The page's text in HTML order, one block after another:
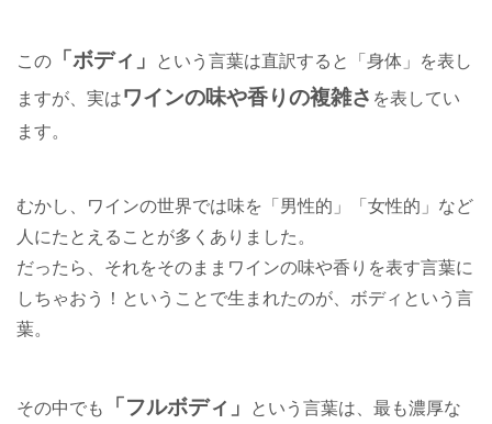
この 「ボディ」
という言葉は直訳すると「身体」を表し
ますが、実はワインの味や香りの複雑さ を表してい
ます。
むかし、ワインの世界では味を「男性的」「女性的」など
人にたとえることが多くありました。
だったら、それをそのままワインの味や香りを表す言葉に
しちゃおう！ということで生まれたのが、ボディという言
葉。
その中でも 「フルボディ」
という言葉は、最も濃厚な